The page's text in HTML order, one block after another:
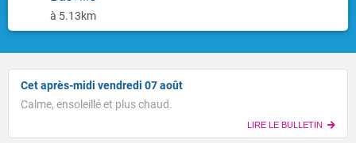
à 5.13km
Cet après-midi vendredi 07 août
Calme, ensoleillé et plus chaud.
LIRE LE BULLETIN